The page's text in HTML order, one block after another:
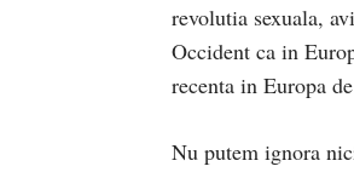
revolutia sexuala,
Occident ca in
recenta in Europa
Nu putem ignora